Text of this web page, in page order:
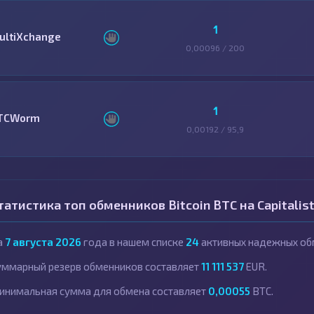
1
0,00096 / 200
1
0,00192 / 95,9
топ обменников Bitcoin BTC на Capitalist
7 августа 2026 года в нашем списке 24активных надежных
резерв обменников составляет11 111 537EUR.
сумма для обмена составляет 0,00055 BTC.